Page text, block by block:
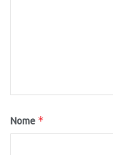
Nome *